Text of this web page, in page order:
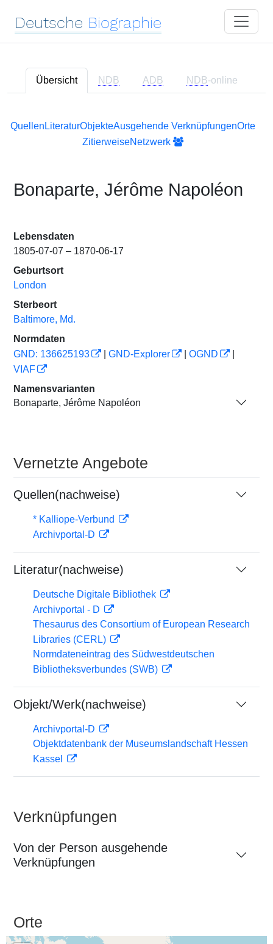
Deutsche Biographie
Übersicht NDB ADB NDB-online
Quellen LiteraturObjekteAusgehende VerknüpfungenOrte
ZitierweiseNetzwerk
Bonaparte, Jérôme Napoléon
Lebensdaten
1805-07-07 – 1870-06-17
Geburtsort
London
Sterbeort
Baltimore, Md.
Normdaten
GND: 136625193
GND-Explorer OGND
VIAF
Namensvarianten
Bonaparte, Jérôme Napoléon
Vernetzte Angebote
Quellen(nachweise)
* Kalliope-Verbund
Archivportal-D
Literatur(nachweise)
Deutsche Digitale Bibliothek
Archivportal - D
Thesaurus des Consortium of European Research
Libraries (CERL)
Normdateneintrag des Südwestdeutschen
Bibliotheksverbundes (SWB)
Objekt/Werk(nachweise)
Archivportal-D
Objektdatenbank der Museumslandschaft Hessen
Kassel
Verknüpfungen
Von der Person ausgehende
Verknüpfungen
Orte